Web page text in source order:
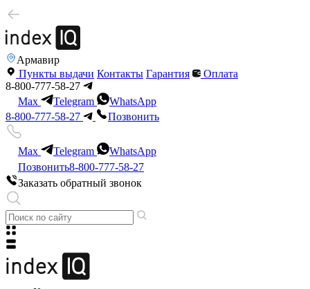
Армавир
Пункты выдачи Контакты Гарантия
Оплата
8-800-777-58-27
Max
Telegram
WhatsApp
8-800-777-58-27
Позвонить
Max Telegram
WhatsApp
Позвонить8-800-777-58-27
Заказать обратный звонок